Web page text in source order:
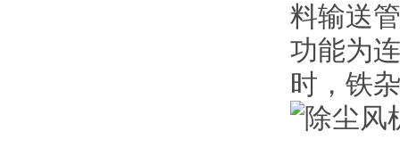
料输送
功能为
时，铁